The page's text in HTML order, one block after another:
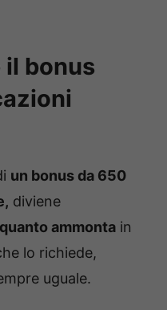
il bonus
un bonus da 650
diviene
ammonta in
lo richiede,
uguale.